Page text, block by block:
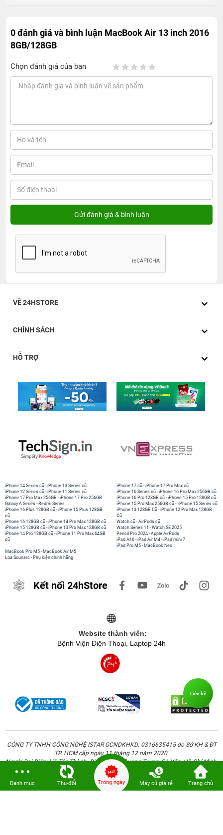
0 đánh giá và bình luận MacBook Air 13 inch 2016
8GB/128GB
Chọn đánh giá của bạn
VỀ 24HSTORE
CHÍNH SÁCH
HỖ TRỢ
iPhone 14 Series cũ -iPhone 13 Series cũ
iPhone 12 Series cũ -iPhone 11 Series cũ
iPhone 17 Pro Max 256GB -iPhone 17 Pro 256GB
Galaxy A Series - Redmi Series
iPhone 17 cũ -iPhone 17 Pro Max cũ
iPhone 16 Series cũ - iPhone 16 Pro Max 256GB cũ
iPhone 16 Pro 128GB cũ -iPhone 15 Pro 128GB cũ
iPhone 15 Pro Max 256GB cũ - iPhone 15 Series cũ
iPhone 16 Plus 128GB cũ -iPhone 15 Plus 128GB
cũ
iPhone 16 128GB cũ -iPhone 14 Pro Max 128GB cũ
iPhone 15 128GB cũ -iPhone 13 Pro Max 128GB cũ
iPhone 14 Pro 128GB cũ -iPhone 11 Pro Max 64GB
cũ
iPhone 13 128GB Cũ -iPhone 12 Pro Max 128GB
Cũ
Watch cũ -AirPods cũ
Watch Series 11 -Watch SE 2025
Pencil Pro 2024 -Apple AirPods
iPad A16 -iPad Air M4 -iPad mini 7
iPad Pro M5 - MacBook Neo
MacBook Pro M5 - MacBook Air M5
Loa Sounarc - Phụ kiện chính hãng
Kết nối 24hStore
Website thành viên:
Bệnh Viện Điện Thoại, Laptop 24h
CÔNG TY TNHH CÔNG NGHỆ ISTAR GCNDKHKD: 0316635415 do Sở KH & ĐT
TP. HCM cấp ngày 11 tháng 12 năm 2020.
Người Đại Diện: Hồ Tác Thành. Địa chỉ: 389 Quang Trung, Gò Vấp, Hồ Chí Minh.
Danh mục Thu-đổi Trong ngày Máy cũ giá rẻ Trang chủ
Liên hệ